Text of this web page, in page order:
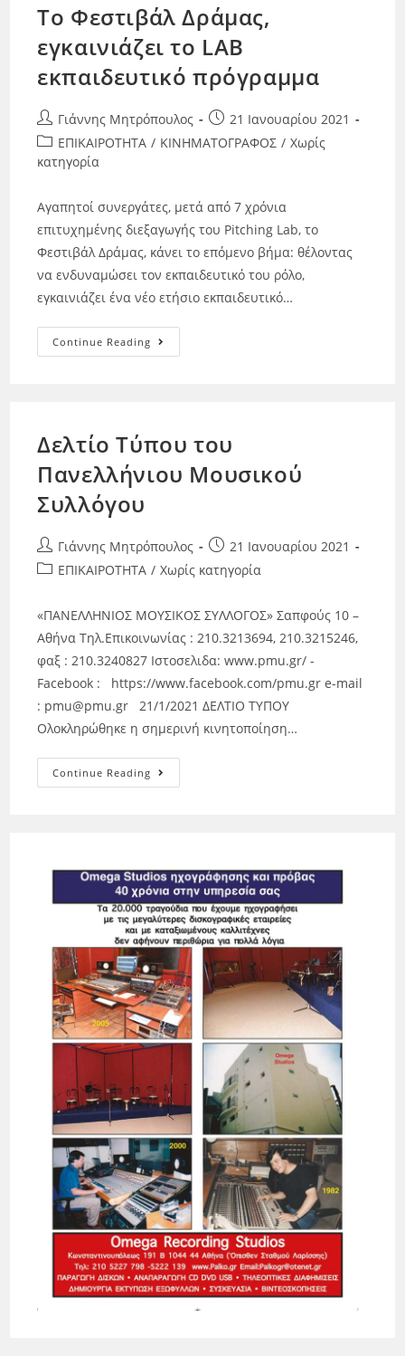
Tο Φεστιβάλ Δράμας,
εγκαινιάζει το LΑΒ
εκπαιδευτικό πρόγραμμα
Γιάννης Μητρόπουλος
21 Ιανουαρίου 2021
ΕΠΙΚΑΙΡΟΤΗΤΑ / ΚΙΝΗΜΑΤΟΓΡΑΦΟΣ / Χωρίς
κατηγορία
Aγαπητοί συνεργάτες, μετά από 7 χρόνια
επιτυχημένης διεξαγωγής του Pitching Lab, το
Φεστιβάλ Δράμας, κάνει το επόμενο βήμα: θέλοντας
να ενδυναμώσει τον εκπαιδευτικό του ρόλο,
εγκαινιάζει ένα νέο ετήσιο εκπαιδευτικό…
Continue Reading
Δελτίο Τύπου του
Πανελλήνιου Μουσικού
Συλλόγου
Γιάννης Μητρόπουλος
21 Ιανουαρίου 2021
ΕΠΙΚΑΙΡΟΤΗΤΑ / Χωρίς κατηγορία
«ΠΑΝΕΛΛΗΝΙΟΣ ΜΟΥΣΙΚΟΣ ΣΥΛΛΟΓΟΣ» Σαπφούς 10 –
Αθήνα Τηλ.Επικοινωνίας : 210.3213694, 210.3215246,
φαξ : 210.3240827 Ιστοσελιδα: www.pmu.gr/ -
Facebook : https://www.facebook.com/pmu.gr e-mail
: pmu@pmu.gr 21/1/2021 ΔΕΛΤΙΟ ΤΥΠΟΥ
Ολοκληρώθηκε η σημερινή κινητοποίηση…
Continue Reading